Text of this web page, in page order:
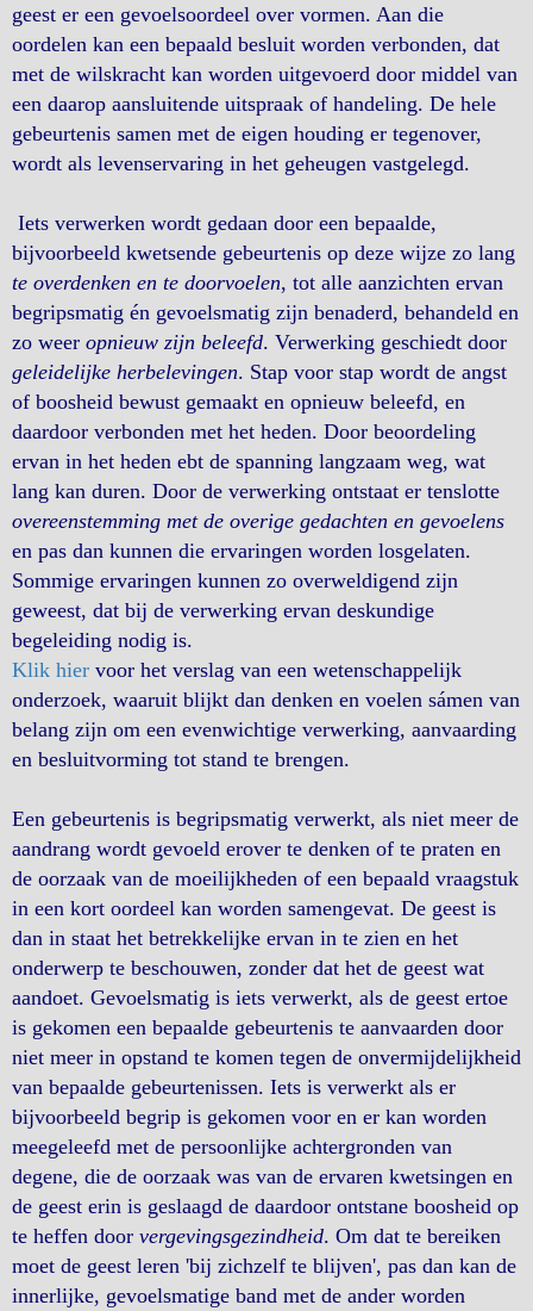
geest er een gevoelsoordeel over vormen. Aan die
oordelen kan een bepaald besluit worden verbonden, dat
met de wilskracht kan worden uitgevoerd door middel van
een daarop aansluitende uitspraak of handeling. De hele
gebeurtenis samen met de eigen houding er tegenover,
wordt als levenservaring in het geheugen vastgelegd.
Iets verwerken wordt gedaan door een bepaalde,
bijvoorbeeld kwetsende gebeurtenis op deze wijze zo lang
te overdenken en te doorvoelen, tot alle aanzichten ervan
begripsmatig én gevoelsmatig zijn benaderd, behandeld en
zo weer opnieuw zijn beleefd. Verwerking geschiedt door
geleidelijke herbelevingen. Stap voor stap wordt de angst
of boosheid bewust gemaakt en opnieuw beleefd, en
daardoor verbonden met het heden. Door beoordeling
ervan in het heden ebt de spanning langzaam weg, wat
lang kan duren. Door de verwerking ontstaat er tenslotte
overeenstemming met de overige gedachten en gevoelens
en pas dan kunnen die ervaringen worden losgelaten.
Sommige ervaringen kunnen zo overweldigend zijn
geweest, dat bij de verwerking ervan deskundige
begeleiding nodig is.
Klik hier voor het verslag van een wetenschappelijk
onderzoek, waaruit blijkt dan denken en voelen sámen van
belang zijn om een evenwichtige verwerking, aanvaarding
en besluitvorming tot stand te brengen.
Een gebeurtenis is begripsmatig verwerkt, als niet meer de
aandrang wordt gevoeld erover te denken of te praten en
de oorzaak van de moeilijkheden of een bepaald vraagstuk
in een kort oordeel kan worden samengevat. De geest is
dan in staat het betrekkelijke ervan in te zien en het
onderwerp te beschouwen, zonder dat het de geest wat
aandoet. Gevoelsmatig is iets verwerkt, als de geest ertoe
is gekomen een bepaalde gebeurtenis te aanvaarden door
niet meer in opstand te komen tegen de onvermijdelijkheid
van bepaalde gebeurtenissen. Iets is verwerkt als er
bijvoorbeeld begrip is gekomen voor en er kan worden
meegeleefd met de persoonlijke achtergronden van
degene, die de oorzaak was van de ervaren kwetsingen en
de geest erin is geslaagd de daardoor ontstane boosheid op
te heffen door vergevingsgezindheid. Om dat te bereiken
moet de geest leren 'bij zichzelf te blijven', pas dan kan de
innerlijke, gevoelsmatige band met de ander worden